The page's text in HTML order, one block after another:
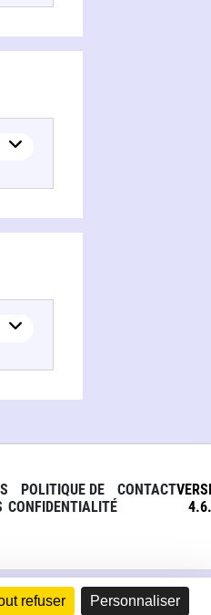
refuser Personnaliser
POLITIQUE DE
CONFIDENTIALITÉ
CONTACT